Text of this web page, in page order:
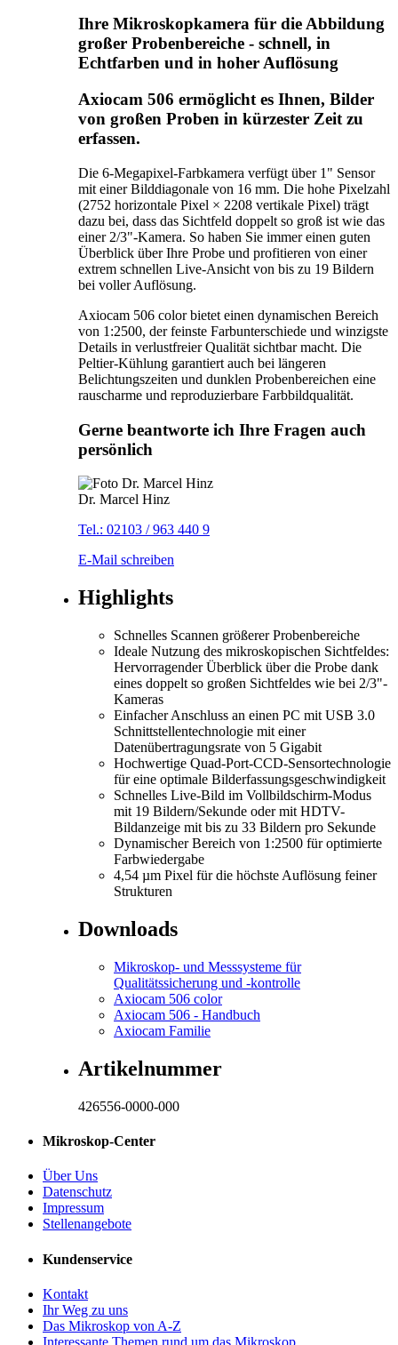
Ihre Mikroskopkamera für die Abbildung
großer Probenbereiche - schnell, in
Echtfarben und in hoher Auflösung
Axiocam 506 ermöglicht es Ihnen, Bilder
von großen Proben in kürzester Zeit zu
erfassen.
Die 6-Megapixel-Farbkamera verfügt über 1" Sensor
mit einer Bilddiagonale von 16 mm. Die hohe Pixelzahl
(2752 horizontale Pixel × 2208 vertikale Pixel) trägt
dazu bei, dass das Sichtfeld doppelt so groß ist wie das
einer 2/3"-Kamera. So haben Sie immer einen guten
Überblick über Ihre Probe und profitieren von einer
extrem schnellen Live-Ansicht von bis zu 19 Bildern
bei voller Auflösung.
Axiocam 506 color bietet einen dynamischen Bereich
von 1:2500, der feinste Farbunterschiede und winzigste
Details in verlustfreier Qualität sichtbar macht. Die
Peltier-Kühlung garantiert auch bei längeren
Belichtungszeiten und dunklen Probenbereichen eine
rauscharme und reproduzierbare Farbbildqualität.
Gerne beantworte ich Ihre Fragen auch
persönlich
Dr. Marcel Hinz
Tel.: 02103 / 963 440 9
E-Mail schreiben
Highlights
Schnelles Scannen größerer Probenbereiche
Ideale Nutzung des mikroskopischen Sichtfeldes:
Hervorragender Überblick über die Probe dank
eines doppelt so großen Sichtfeldes wie bei 2/3"-
Kameras
Einfacher Anschluss an einen PC mit USB 3.0
Schnittstellentechnologie mit einer
Datenübertragungsrate von 5 Gigabit
Hochwertige Quad-Port-CCD-Sensortechnologie
für eine optimale Bilderfassungsgeschwindigkeit
Schnelles Live-Bild im Vollbildschirm-Modus
mit 19 Bildern/Sekunde oder mit HDTV-
Bildanzeige mit bis zu 33 Bildern pro Sekunde
Dynamischer Bereich von 1:2500 für optimierte
Farbwiedergabe
4,54 µm Pixel für die höchste Auflösung feiner
Strukturen
Downloads
Mikroskop- und Messsysteme für
Qualitätssicherung und -kontrolle
Axiocam 506 color
Axiocam 506 - Handbuch
Axiocam Familie
Artikelnummer
426556-0000-000
Mikroskop-Center
Über Uns
Datenschutz
Impressum
Stellenangebote
Kundenservice
Kontakt
Ihr Weg zu uns
Das Mikroskop von A-Z
Interessante Themen rund um das Mikroskop